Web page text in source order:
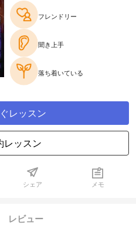
フレンドリー
聞き上手
落ち着いている
レッスン
レッスン
シェア メモ
レビュー